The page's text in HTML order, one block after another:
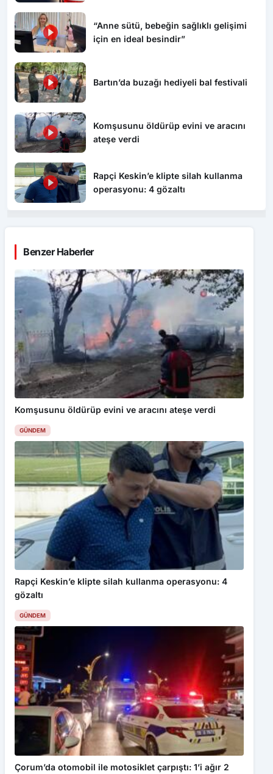
“Anne sütü, bebeğin sağlıklı gelişimi
için en ideal besindir”
Bartın’da buzağı hediyeli bal festivali
Komşusunu öldürüp evini ve aracını
ateşe verdi
Rapçi Keskin’e klipte silah kullanma
operasyonu: 4 gözaltı
Benzer Haberler
Komşusunu öldürüp evini ve aracını ateşe verdi
GÜNDEM
Rapçi Keskin’e klipte silah kullanma operasyonu: 4
gözaltı
GÜNDEM
Çorum’da otomobil ile motosiklet çarpıştı: 1’i ağır 2